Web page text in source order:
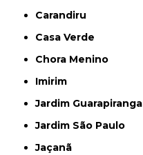
Carandiru
Casa Verde
Chora Menino
Imirim
Jardim Guarapiranga
Jardim São Paulo
Jaçanã